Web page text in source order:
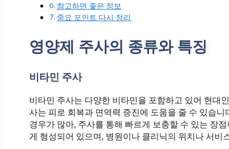
참고하면 좋은 정보
중요 포인트 다시 정리
영양제 주사의 종류와 특징
비타민 주사
비타민 주사는 다양한 비타민을 포함하고 있어 현대
사는 피로 회복과 면역력 증진에 도움을 줄 수 있습
경우가 많아, 주사를 통해 빠르게 보충할 수 있는 장
게 형성되어 있으며, 병원이나 클리닉의 위치나 서비